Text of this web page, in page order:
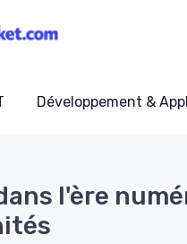
Développement &
l'ère